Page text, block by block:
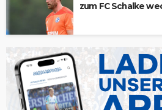
zum FC Schalke